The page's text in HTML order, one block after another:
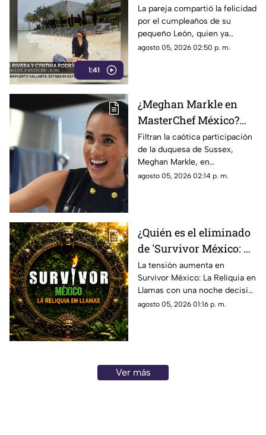
1:41
3 años de su hijo León
con emotivo mensaje
La pareja compartió la felicidad
por el cumpleaños de su
pequeño León, quien ya
cumplió tres años.
agosto 05, 2026 02:50 p. m.
¿Meghan Markle en
MasterChef México?
Filtran los desplantes
que indignaron a la
producción en el foro
Filtran la caótica participación
de la duquesa de Sussex,
Meghan Markle, en
MasterChef: reclamos
agosto 05, 2026 02:14 p. m.
¿Quién es el eliminado
de 'Survivor México: La
Reliquia en Llamas'
HOY 5 de agosto?
La tensión aumenta en
Survivor México: La Reliquia en
Llamas con una noche decisiva
para los sobrevivientes.
agosto 05, 2026 01:16 p. m.
Ver más